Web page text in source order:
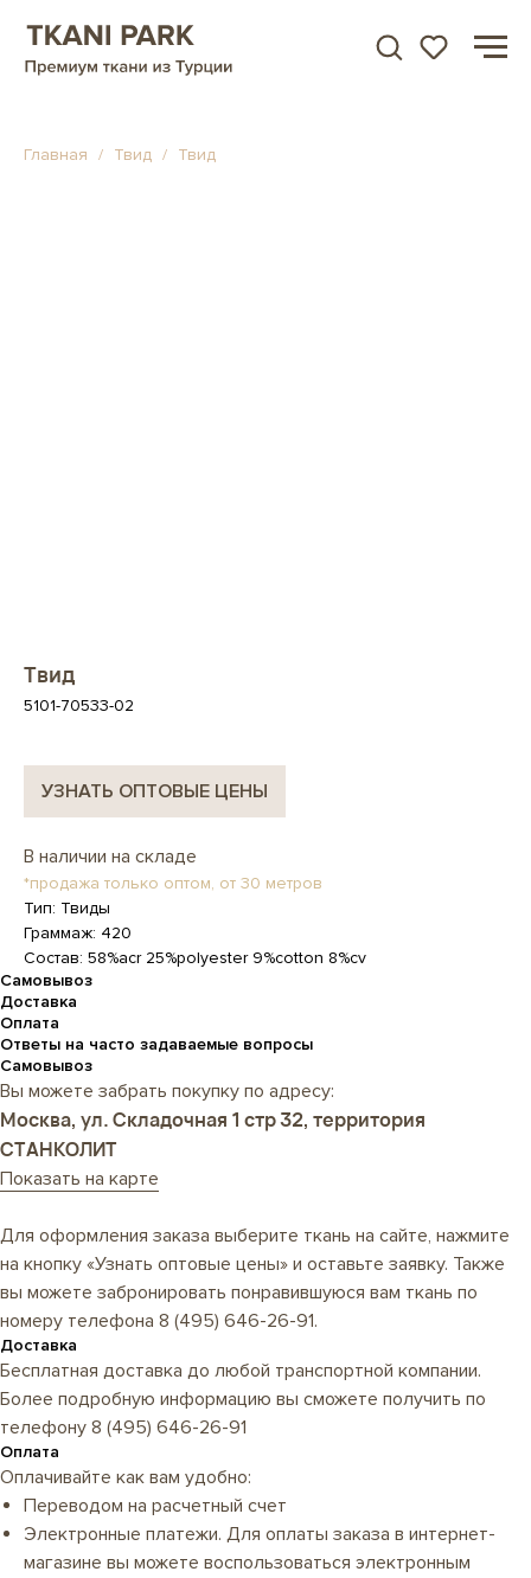
Главная Твид Твид
Твид
5101-70533-02
УЗНАТЬ ОПТОВЫЕ ЦЕНЫ
В наличии на складе
*продажа только оптом, от 30 метров
Тип: Твиды
Граммаж: 420
Состав: 58%acr 25%polyester 9%cotton 8%cv
Самовывоз
Доставка
Оплата
Ответы на часто задаваемые вопросы
Самовывоз
Вы можете забрать покупку по адресу:
Москва, ул. Складочная 1 стр 32, территория
СТАНКОЛИТ
Показать на карте
Для оформления заказа выберите ткань на сайте, нажмите
на кнопку «Узнать оптовые цены» и оставьте заявку. Также
вы можете забронировать понравившуюся вам ткань по
номеру телефона 8 (495) 646-26-91.
Доставка
Бесплатная доставка до любой транспортной компании.
Более подробную информацию вы сможете получить по
телефону 8 (495) 646-26-91
Оплата
Оплачивайте как вам удобно:
Переводом на расчетный счет
Электронные платежи. Для оплаты заказа в интернет-
магазине вы можете воспользоваться электронным